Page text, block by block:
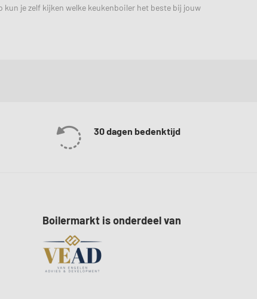
je zelf kijken welke keukenboiler het beste bij jouw
30 dagen bedenktijd
Boilermarkt is onderdeel van